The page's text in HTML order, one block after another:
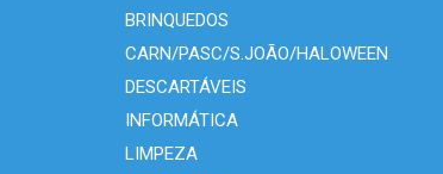
BRINQUEDOS
CARN/PASC/S.JOÃO/HALOWEEN
DESCARTÁVEIS
INFORMÁTICA
LIMPEZA